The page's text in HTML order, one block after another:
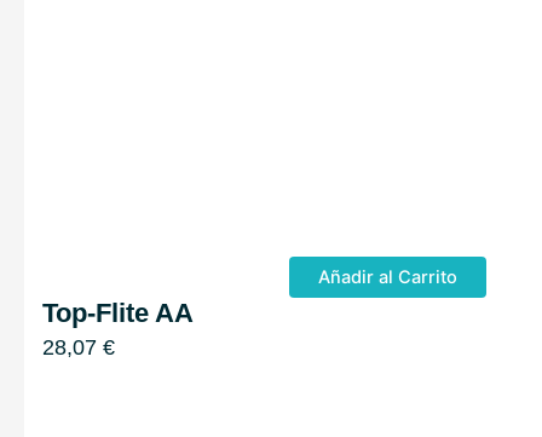
Añadir al Carrito
Top-Flite AA
28,07 €